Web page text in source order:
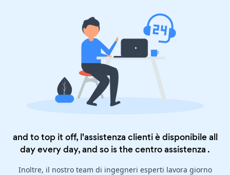
and to top it off, l'assistenza clienti è disponibile all
day every day, and so is thecentro assistenza .
Inoltre, il nostro team di ingegneri esperti lavora giorno